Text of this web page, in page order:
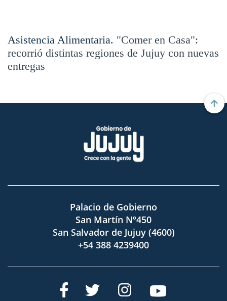
Asistencia Alimentaria. "Comer en Casa":
recorrió distintas regiones de Jujuy con nuevas
entregas
Palacio de Gobierno
San Martín Nº450
San Salvador de Jujuy (4600)
+54 388 4239400